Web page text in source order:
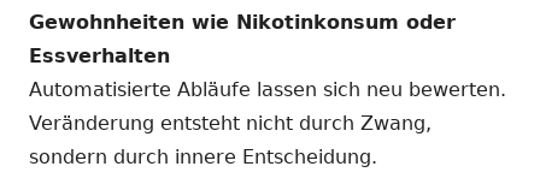
Gewohnheiten wie Nikotinkonsum oder
Essverhalten
Automatisierte Abläufe lassen sich neu bewerten.
Veränderung entsteht nicht durch Zwang,
sondern durch innere Entscheidung.